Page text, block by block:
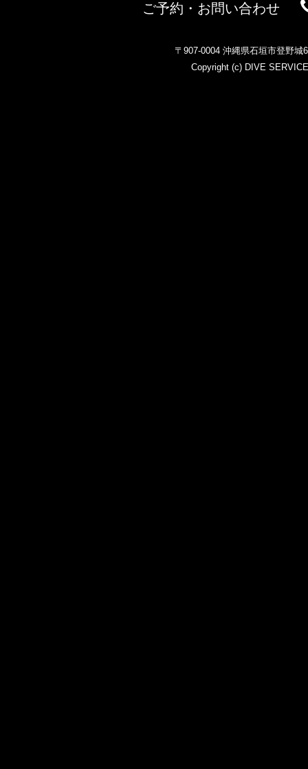
ご予約・お問い合わせ
〒907-0004 沖縄県石垣市登野城
Copyright (c) DIVE